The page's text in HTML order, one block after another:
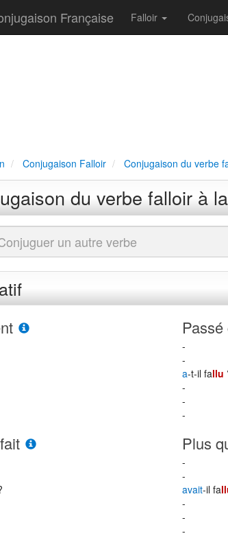
Française Falloir
Conjugaison Falloir Conjugaison du verbe
du verbe falloir à
-
-
a-t-il fallu
-
-
-
Plus
-
-
avait-il fa
-
-
-